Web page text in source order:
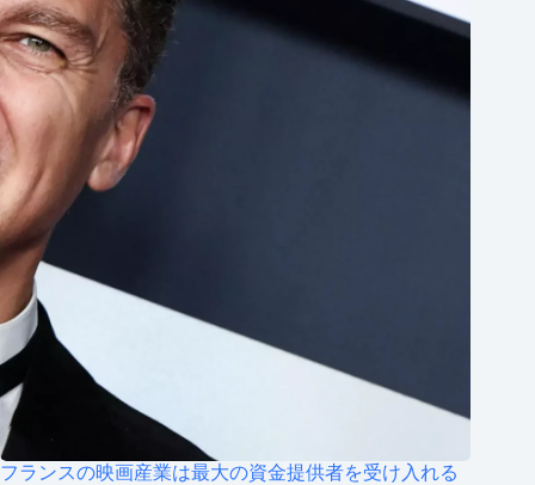
フランスの映画産業は最大の資金提供者を受け入れる